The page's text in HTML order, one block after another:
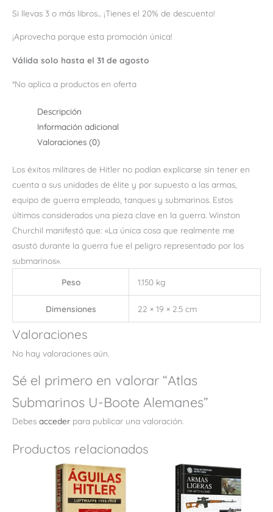
Si llevas 3 o más libros... ¡Tienes el 20% de descuento!
¡Aprovecha porque esta promoción única!
Válida solo hasta el 31 de agosto
*No aplica a productos en oferta
Descripción
Información adicional
Valoraciones (0)
Los éxitos militares de Hitler no podían explicarse sin tener en
cuenta a sus unidades de élite y por supuesto a las armas,
equipo de guerra empleado, tanques y submarinos. Estos
últimos considerados una pieza clave en la guerra. Winston
Churchil manifestó que: «La única cosa que realmente me
asustó durante la guerra fue el peligro representado por los
submarinos».
Peso 1.150 kg
Dimensiones 22 × 19 × 2.5 cm
Valoraciones
No hay valoraciones aún.
Sé el primero en valorar “Atlas
Submarinos U-Boote Alemanes”
Debes acceder para publicar una valoración.
Productos relacionados